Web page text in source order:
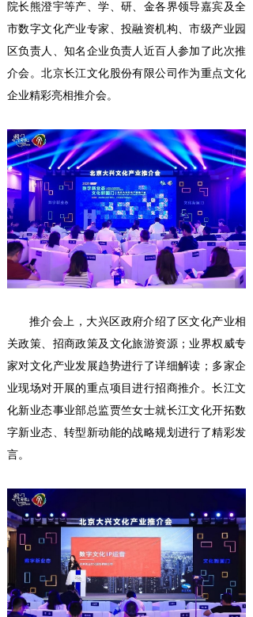
院长熊澄宇等产、学、研、金各界领导嘉宾及全
市数字文化产业专家、投融资机构、市级产业园
区负责人、知名企业负责人近百人参加了此次推
介会。北京长江文化股份有限公司作为重点文化
企业精彩亮相推介会。
推介会上，大兴区政府介绍了区文化产业相
关政策、招商政策及文化旅游资源；业界权威专
家对文化产业发展趋势进行了详细解读；多家企
业现场对开展的重点项目进行招商推介。长江文
化新业态事业部总监贾竺女士就长江文化开拓数
字新业态、转型新动能的战略规划进行了精彩发
言。